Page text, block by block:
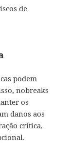
de
podem
nobreaks
os
danos aos
crítica,